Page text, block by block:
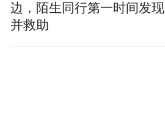
边，陌生同行第一时间发现
并救助